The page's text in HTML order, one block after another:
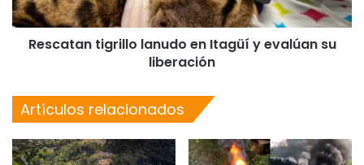
Rescatan tigrillo lanudo en Itagüí y evalúan su
liberación
Artículos relacionados